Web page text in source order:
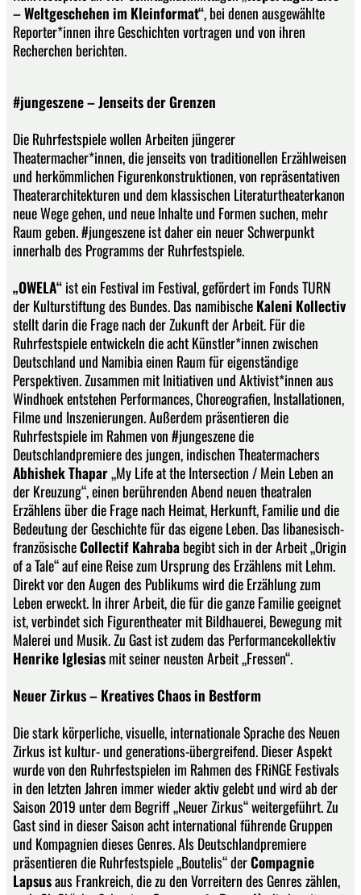
– Weltgeschehen im Kleinformat“, bei denen ausgewählte
Reporter*innen ihre Geschichten vortragen und von ihren
Recherchen berichten.
#jungeszene – Jenseits der Grenzen
Die Ruhrfestspiele wollen Arbeiten jüngerer
Theatermacher*innen, die jenseits von traditionellen Erzählweisen
und herkömmlichen Figurenkonstruktionen, von repräsentativen
Theaterarchitekturen und dem klassischen Literaturtheaterkanon
neue Wege gehen, und neue Inhalte und Formen suchen, mehr
Raum geben. #jungeszene ist daher ein neuer Schwerpunkt
innerhalb des Programms der Ruhrfestspiele.
„OWELA“ist ein Festival im Festival, gefördert im Fonds TURN
der Kulturstiftung des Bundes. Das namibischeKaleni Kollectiv
stellt darin die Frage nach der Zukunft der Arbeit. Für die
Ruhrfestspiele entwickeln die acht Künstler*innen zwischen
Deutschland und Namibia einen Raum für eigenständige
Perspektiven. Zusammen mit Initiativen und Aktivist*innen aus
Windhoek entstehen Performances, Choreografien, Installationen,
Filme und Inszenierungen. Außerdem präsentieren die
Ruhrfestspiele im Rahmen von #jungeszene die
Deutschlandpremiere des jungen, indischen Theatermachers
Abhishek Thapar„My Life at the Intersection / Mein Leben an
der Kreuzung“, einen berührenden Abend neuen theatralen
Erzählens über die Frage nach Heimat, Herkunft, Familie und die
Bedeutung der Geschichte für das eigene Leben. Das libanesisch-
französischeCollectif Kahrababegibt sich in der Arbeit „Origin
of a Tale“ auf eine Reise zum Ursprung des Erzählens mit Lehm.
Direkt vor den Augen des Publikums wird die Erzählung zum
Leben erweckt. In ihrer Arbeit, die für die ganze Familie geeignet
ist, verbindet sich Figurentheater mit Bildhauerei, Bewegung mit
Malerei und Musik. Zu Gast ist zudem das Performancekollektiv
Henrike Iglesiasmit seiner neusten Arbeit „Fressen“.
Neuer Zirkus – Kreatives Chaos in Bestform
Die stark körperliche, visuelle, internationale Sprache des Neuen
Zirkus ist kultur- und generations-übergreifend. Dieser Aspekt
wurde von den Ruhrfestspielen im Rahmen des FRiNGE Festivals
in den letzten Jahren immer wieder aktiv gelebt und wird ab der
Saison 2019 unter dem Begriff „Neuer Zirkus“ weitergeführt. Zu
Gast sind in dieser Saison acht international führende Gruppen
und Kompagnien dieses Genres. Als Deutschlandpremiere
präsentieren die Ruhrfestspiele „Boutelis“ derCompagnie
Lapsusaus Frankreich, die zu den Vorreitern des Genres zählen,